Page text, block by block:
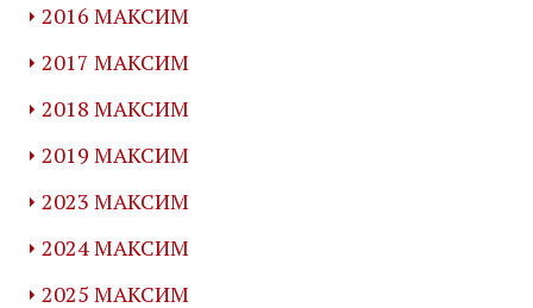
2016 МАКСИМ
2017 МАКСИМ
2018 МАКСИМ
2019 МАКСИМ
2023 МАКСИМ
2024 МАКСИМ
2025 МАКСИМ